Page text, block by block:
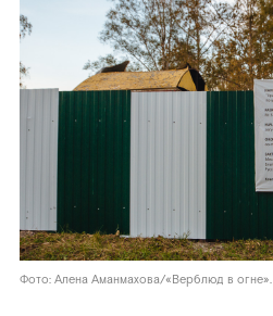
Фото: Алена Аманмахова/«Верблюд в огне».